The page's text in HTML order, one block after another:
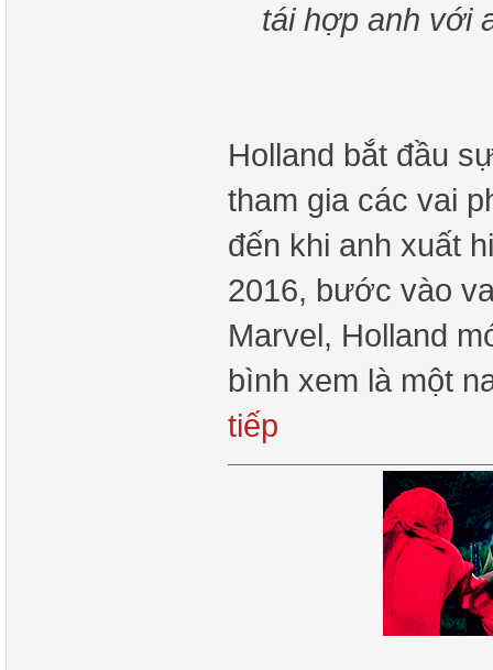
tái hợp anh với
Holland bắt đầu
tham gia các vai
đến khi anh xuất
2016, bước vào
Marvel, Holland
bình xem là một
tiếp